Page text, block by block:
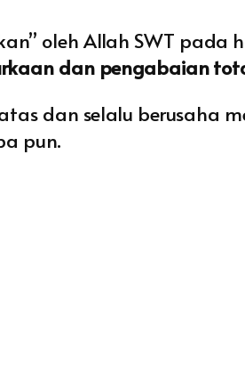
oleh Allah SWT pada
dan pengabaian
dan selalu berusaha
pun.